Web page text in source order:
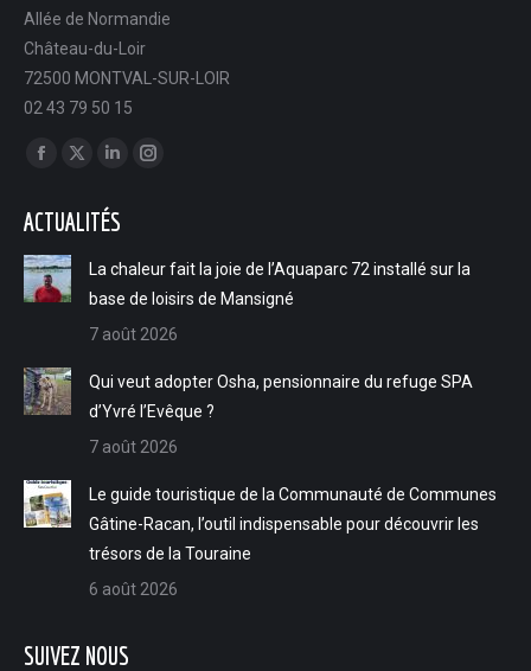
Allée de Normandie
Château-du-Loir
72500 MONTVAL-SUR-LOIR
02 43 79 50 15
Trouvez nous sur :
Facebook
opens
in
new
X
opens
new
LinkedIn
opens
in
new
Instagram
new
ACTUALITÉS
La chaleur fait la joie de l’Aquaparc 72 installé sur la
base de loisirs de Mansigné
7 août 2026
Qui veut adopter Osha, pensionnaire du refuge SPA
d’Yvré l’Evêque ?
7 août 2026
Le guide touristique de la Communauté de Communes
Gâtine-Racan, l’outil indispensable pour découvrir les
trésors de la Touraine
6 août 2026
SUIVEZ NOUS